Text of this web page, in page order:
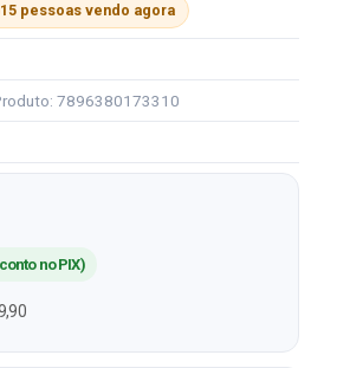
15 pessoas vendo agora
7896380173310
no PIX)